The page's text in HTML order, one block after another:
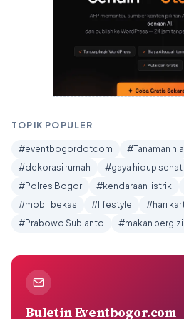
TOPIK POPULER
#eventbogordotcom #Tanaman
#dekorasi rumah
#gaya hidup sehat
#Polres Bogor
#kendaraan listrik
#mobil bekas
#lifestyle
#hari
#Prabowo Subianto
#makan
Buletin Eventbogor.com